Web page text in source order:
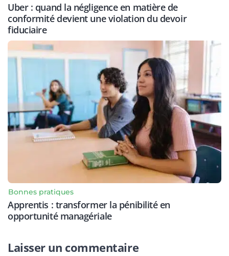
Uber : quand la négligence en matière de
conformité devient une violation du devoir
fiduciaire
Bonnes pratiques
Apprentis : transformer la pénibilité en
opportunité managériale
Laisser un commentaire